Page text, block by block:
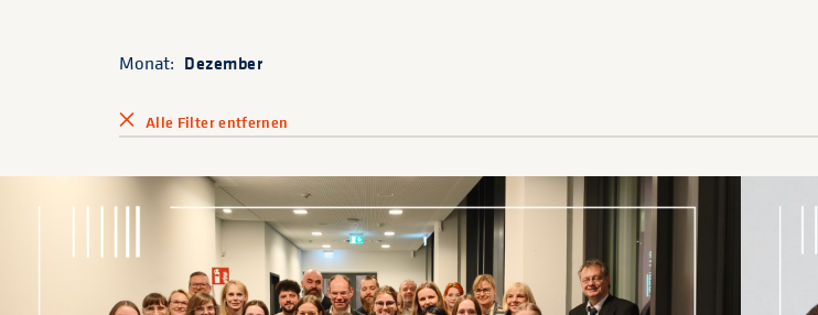
Monat: Dezember
Alle Filter entfernen